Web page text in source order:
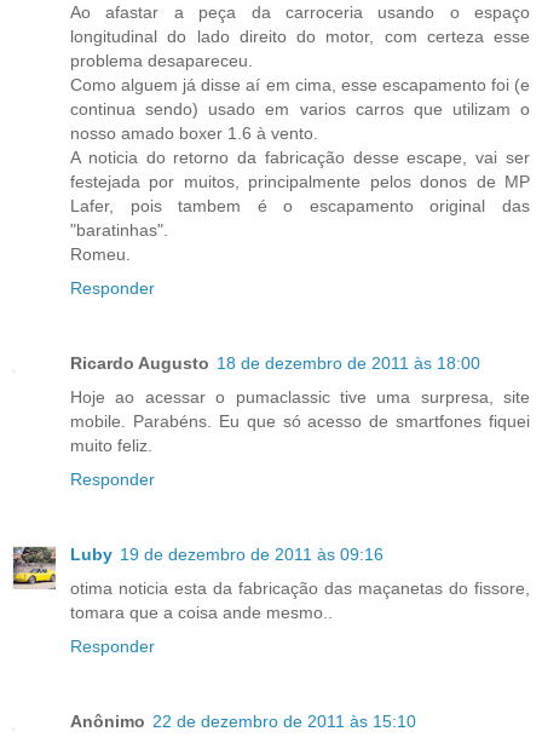
Ao afastar a peça da carroceria usando o espaço
longitudinal do lado direito do motor, com certeza esse
problema desapareceu.
Como alguem já disse aí em cima, esse escapamento foi (e
continua sendo) usado em varios carros que utilizam o
nosso amado boxer 1.6 à vento.
A noticia do retorno da fabricação desse escape, vai ser
festejada por muitos, principalmente pelos donos de MP
Lafer, pois tambem é o escapamento original das
"baratinhas".
Romeu.
Responder
Ricardo Augusto 18 de dezembro de 2011 às 18:00
Hoje ao acessar o pumaclassic tive uma surpresa, site
mobile. Parabéns. Eu que só acesso de smartfones fiquei
muito feliz.
Responder
Luby 19 de dezembro de 2011 às 09:16
otima noticia esta da fabricação das maçanetas do fissore,
tomara que a coisa ande mesmo..
Responder
Anônimo 22 de dezembro de 2011 às 15:10